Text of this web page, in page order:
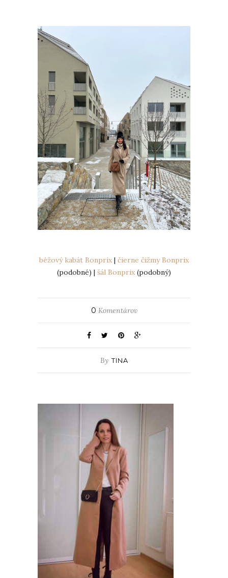
béžový kabát Bonprix | čierne čižmy Bonprix
(podobné) | šál Bonprix (podobný)
0 Komentárov
By TINA